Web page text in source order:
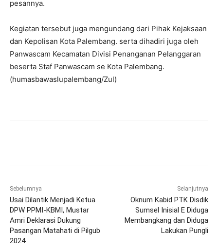
pesannya.
Kegiatan tersebut juga mengundang dari Pihak Kejaksaan
dan Kepolisan Kota Palembang. serta dihadiri juga oleh
Panwascam Kecamatan Divisi Penanganan Pelanggaran
beserta Staf Panwascam se Kota Palembang.
(humasbawaslupalembang/Zul)
Sebelumnya
Usai Dilantik Menjadi Ketua
DPW PPMI-KBMI, Mustar
Amri Deklarasi Dukung
Pasangan Matahati di Pilgub
2024
Selanjutnya
Oknum Kabid PTK Disdik
Sumsel Inisial E Diduga
Membangkang dan Diduga
Lakukan Pungli